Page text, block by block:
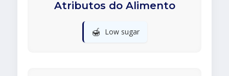
Atributos do Alimento
🍯 Low sugar